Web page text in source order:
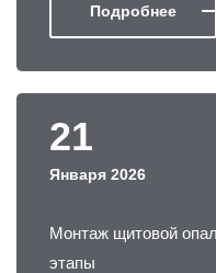
Подробнее
21
Января 2026
Монтаж щитовой
этапы